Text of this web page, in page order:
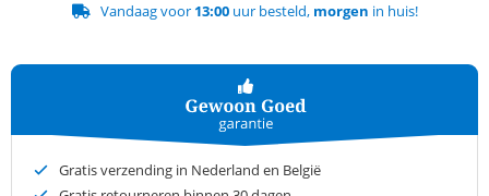
Vandaag voor 13:00uur besteld, morgen in huis!
Gratis verzending in Nederland en België